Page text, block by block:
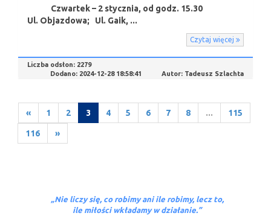
Czwartek – 2 stycznia, od godz. 15.30
Ul. Objazdowa; Ul. Gaik, ...
Czytaj więcej
Liczba odsłon: 2279
Dodano: 2024-12-28 18:58:41 Autor: Tadeusz Szlachta
« 1 2 3 4 5 6 7 8 ... 115
116 »
„Nie liczy się, co robimy ani ile robimy, lecz to,
ile miłości wkładamy w działanie.”